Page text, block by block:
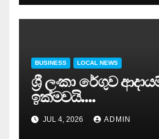
BUSINESS LOCAL NEWS
ශ්‍රී ලංකා රේගුව
ඉක්මවයි….
JUL 4, 2026 ADMIN